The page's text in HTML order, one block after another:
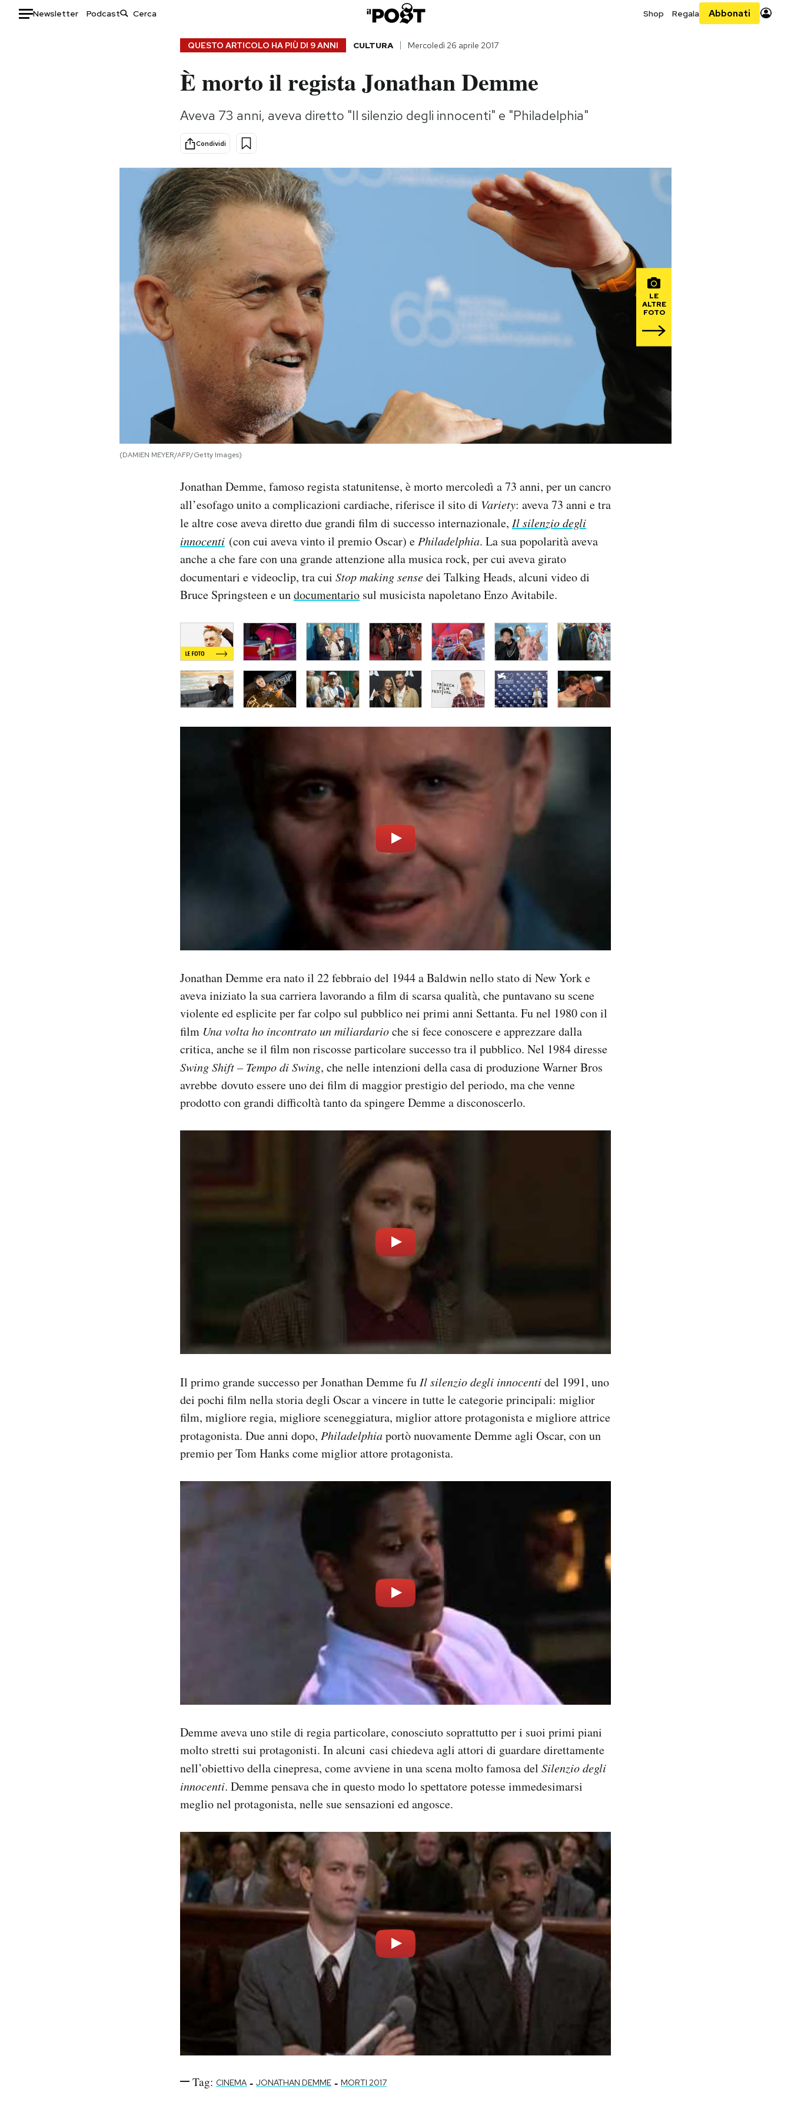
Newsletter Podcast Shop Regala Abbonati
Consumismi
Storie/Idee
Ok Boomer!
Media
Europa
Altrecose
Mondiali calcio 2026
QUESTO ARTICOLO HA PIÙ DI 9 ANNI CULTURA Mercoledì 26 aprile 2017
È morto il regista Jonathan Demme
Aveva 73 anni, aveva diretto "Il silenzio degli innocenti" e "Philadelphia"
Condividi
LE
ALTRE
FOTO
(DAMIEN MEYER/AFP/Getty Images)
Jonathan Demme, famoso regista statunitense, è morto mercoledì a 73 anni, per un cancro
all’esofago unito a complicazioni cardiache, riferisce il sito di Variety: aveva 73 anni e tra
le altre cose aveva diretto due grandi film di successo internazionale, Il silenzio degli
innocenti (con cui aveva vinto il premio Oscar) ePhiladelphia. La sua popolarità aveva
anche a che fare con una grande attenzione alla musica rock, per cui aveva girato
documentari e videoclip, tra cui Stop making sensedei Talking Heads, alcuni video di
Bruce Springsteen e undocumentario sul musicista napoletano Enzo Avitabile.
Jonathan Demme era nato il 22 febbraio del 1944 a Baldwin nello stato di New York e
aveva iniziato la sua carriera lavorando a film di scarsa qualità, che puntavano su scene
violente ed esplicite per far colpo sul pubblico nei primi anni Settanta. Fu nel 1980 con il
film Una volta ho incontrato un miliardarioche si fece conoscere e apprezzare dalla
critica, anche se il film non riscosse particolare successo tra il pubblico. Nel 1984 diresse
Swing Shift – Tempo di Swing, che nelle intenzioni della casa di produzione Warner Bros
avrebbe dovuto essere uno dei film di maggior prestigio del periodo, ma che venne
prodotto con grandi difficoltà tanto da spingere Demme a disconoscerlo.
Il primo grande successo per Jonathan Demme fu Il silenzio degli innocentidel 1991, uno
dei pochi film nella storia degli Oscar a vincere in tutte le categorie principali: miglior
film, migliore regia, migliore sceneggiatura, miglior attore protagonista e migliore attrice
protagonista. Due anni dopo, Philadelphiaportò nuovamente Demme agli Oscar, con un
premio per Tom Hanks come miglior attore protagonista.
Demme aveva uno stile di regia particolare, conosciuto soprattutto per i suoi primi piani
molto stretti sui protagonisti. In alcuni casi chiedeva agli attori di guardare direttamente
nell’obiettivo della cinepresa, come avviene in una scena molto famosa del Silenzio degli
innocenti. Demme pensava che in questo modo lo spettatore potesse immedesimarsi
meglio nel protagonista, nelle sue sensazioni ed angosce.
Tag: CINEMA - JONATHAN DEMME - MORTI 2017